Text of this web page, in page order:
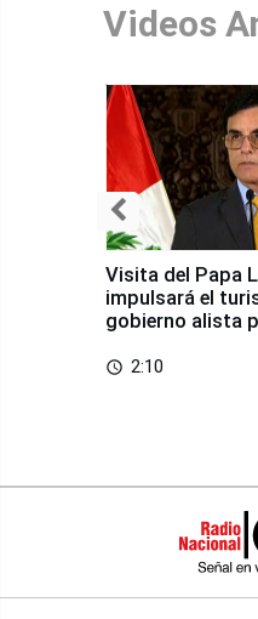
Videos
Visita del Papa
impulsará el
gobierno alista
access_time 2:10